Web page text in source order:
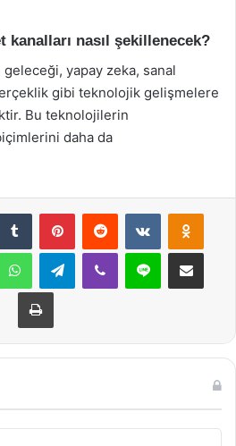
kanalları nasıl şekillenecek?
geleceği, yapay zeka, sanal
gibi teknolojik gelişmelere
Bu teknolojilerin
daha da
Tumblr PinterestReddit VKontakte
WhatsAppTelegramViber Line E-Posta ile
Yazdır